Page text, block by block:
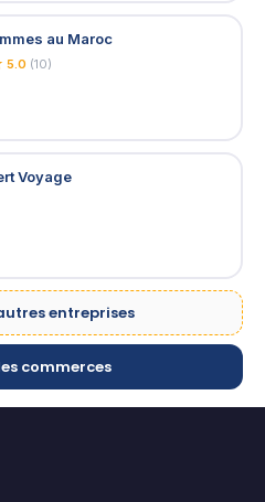
au Maroc
5.0 (10)
Voyage
entreprises
commerces